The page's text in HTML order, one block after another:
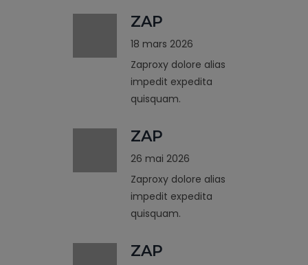
ZAP
18 mars 2026
Zaproxy dolore alias
impedit expedita
quisquam.
ZAP
26 mai 2026
Zaproxy dolore alias
impedit expedita
quisquam.
ZAP